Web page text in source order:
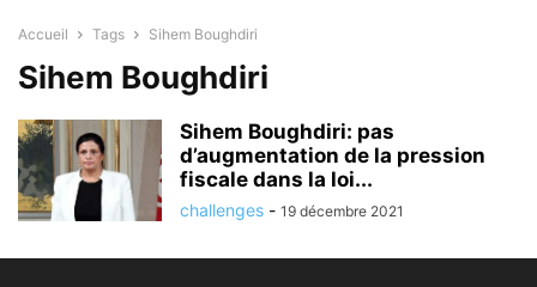
Accueil Tags Sihem Boughdiri
Sihem Boughdiri
Sihem Boughdiri: pas
d’augmentation de la pression
fiscale dans la loi...
challenges - 19 décembre 2021